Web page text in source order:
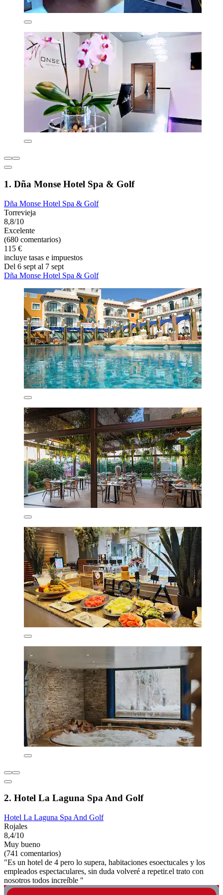
1. Dña Monse Hotel Spa & Golf
Dña Monse Hotel Spa & Golf
Torrevieja
8,8/10
Excelente
(680 comentarios)
115 €
incluye tasas e impuestos
Del 6 sept al 7 sept
Dña Monse Hotel Spa & Golf
2. Hotel La Laguna Spa And Golf
Hotel La Laguna Spa And Golf
Rojales
8,4/10
Muy bueno
(741 comentarios)
"Es un hotel de 4 pero lo supera, habitaciones esoectucales y los
empleados espectaculares, sin duda volveré a repetir.el trato con
nosotros todos increíble "